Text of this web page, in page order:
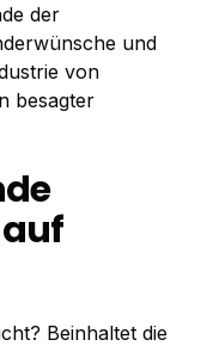
der
und
von
besagter
Beinhaltet die